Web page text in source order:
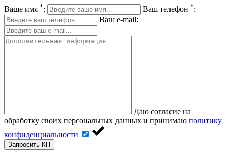
Ваше имя *: Ваш телефон *:
Ваш e-mail:
Даю согласие на
обработку своих персональных данных и принимаю политику
конфиденциальности
Запросить КП